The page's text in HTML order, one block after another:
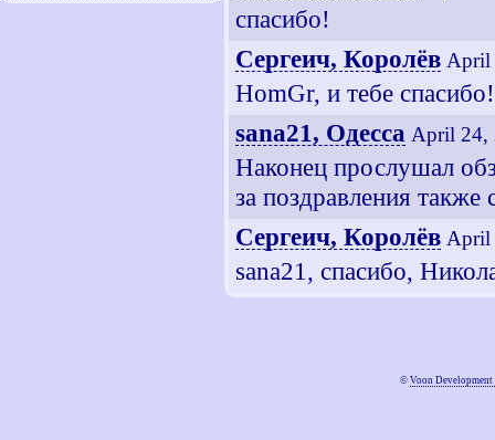
спасибо!
Сергеич, Королёв April
HomGr, и тебе
sana21, Одесса April 24,
Наконец прослушал
за поздравления также
Сергеич, Королёв April
sana21, спасибо,
© Voon Development